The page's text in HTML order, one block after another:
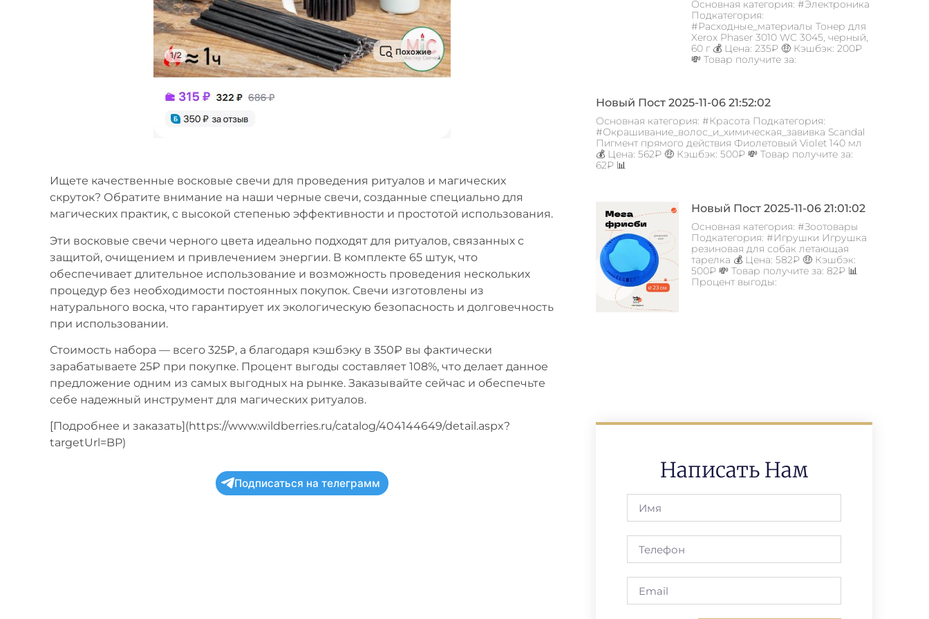
Ищете качественные восковые свечи для проведения ритуалов и магических
скруток? Обратите внимание на наши черные свечи, созданные специально для
магических практик, с высокой степенью эффективности и простотой использования.
Эти восковые свечи черного цвета идеально подходят для ритуалов, связанных с
защитой, очищением и привлечением энергии. В комплекте 65 штук, что
обеспечивает длительное использование и возможность проведения нескольких
процедур без необходимости постоянных покупок. Свечи изготовлены из
натурального воска, что гарантирует их экологическую безопасность и долговечность
при использовании.
Стоимость набора — всего 325₽, а благодаря кэшбэку в 350₽ вы фактически
зарабатываете 25₽ при покупке. Процент выгоды составляет 108%, что делает данное
предложение одним из самых выгодных на рынке. Заказывайте сейчас и обеспечьте
себе надежный инструмент для магических ритуалов.
[Подробнее и заказать](https://www.wildberries.ru/catalog/404144649/detail.aspx?
targetUrl=BP)
Подписаться на телеграмм
Основная категория: #Электроника
Подкатегория:
#Расходные_материалы Тонер для
Xerox Phaser 3010 WC 3045, черный,
60 г 💰 Цена: 235₽ 🤑 Кэшбэк: 200₽
💸 Товар получите за:
Новый Пост 2025-11-06 21:52:02
Основная категория: #Красота Подкатегория:
#Окрашивание_волос_и_химическая_завивка Scandal
Пигмент прямого действия Фиолетовый Violet 140 мл
💰 Цена: 562₽ 🤑 Кэшбэк: 500₽ 💸 Товар получите за:
62₽ 📊
Новый Пост 2025-11-06 21:01:02
Основная категория: #Зоотовары
Подкатегория: #Игрушки Игрушка
резиновая для собак летающая
тарелка 💰 Цена: 582₽ 🤑 Кэшбэк:
500₽ 💸 Товар получите за: 82₽ 📊
Процент выгоды:
Написать Нам